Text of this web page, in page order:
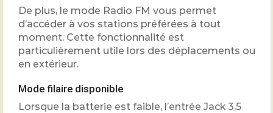
De plus, le mode Radio FM vous permet
d’accéder à vos stations préférées à tout
moment. Cette fonctionnalité est
particulièrement utile lors des déplacements ou
en extérieur.
Mode filaire disponible
Lorsque la batterie est faible, l’entrée Jack 3,5